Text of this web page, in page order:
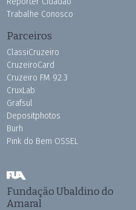
Trabalhe Conosco
Parceiros
ClassiCruzeiro
CruzeiroCard
Cruzeiro FM 92.3
CruxLab
Grafsul
Depositphotos
Burh
Pink do Bem OSSEL
Fundação Ubaldino do
Amaral